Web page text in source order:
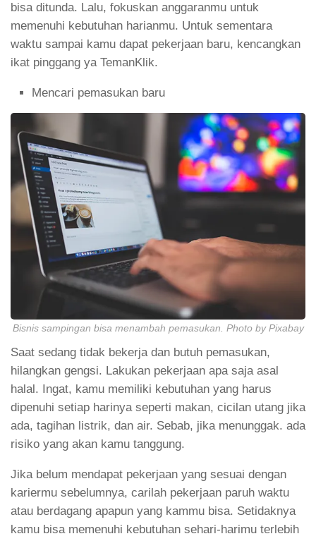
bisa ditunda. Lalu, fokuskan anggaranmu untuk
memenuhi kebutuhan harianmu. Untuk sementara
waktu sampai kamu dapat pekerjaan baru, kencangkan
ikat pinggang ya TemanKlik.
Mencari pemasukan baru
Bisnis sampingan bisa menambah pemasukan. Photo by Pixabay
Saat sedang tidak bekerja dan butuh pemasukan,
hilangkan gengsi. Lakukan pekerjaan apa saja asal
halal. Ingat, kamu memiliki kebutuhan yang harus
dipenuhi setiap harinya seperti makan, cicilan utang jika
ada, tagihan listrik, dan air. Sebab, jika menunggak. ada
risiko yang akan kamu tanggung.
Jika belum mendapat pekerjaan yang sesuai dengan
kariermu sebelumnya, carilah pekerjaan paruh waktu
atau berdagang apapun yang kammu bisa. Setidaknya
kamu bisa memenuhi kebutuhan sehari-harimu terlebih